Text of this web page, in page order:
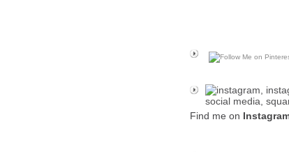
Find me on